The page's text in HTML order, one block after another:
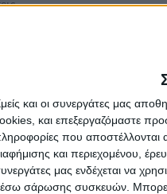
και οι συνεργάτες μας
και επεξεργαζόμαστε
που αποστέλλονται
και περιεχομένου,
μας ενδέχεται να
σάρωσης συσκευών.
απαιτήσεων
τομείς της οικονομίας,
& Αποχέτευση •
εμπορίας και